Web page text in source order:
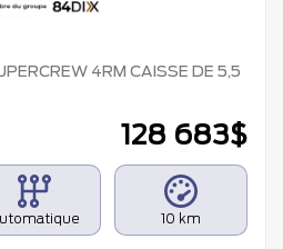
4RM CAISSE DE 5,5
128 683$
10 km